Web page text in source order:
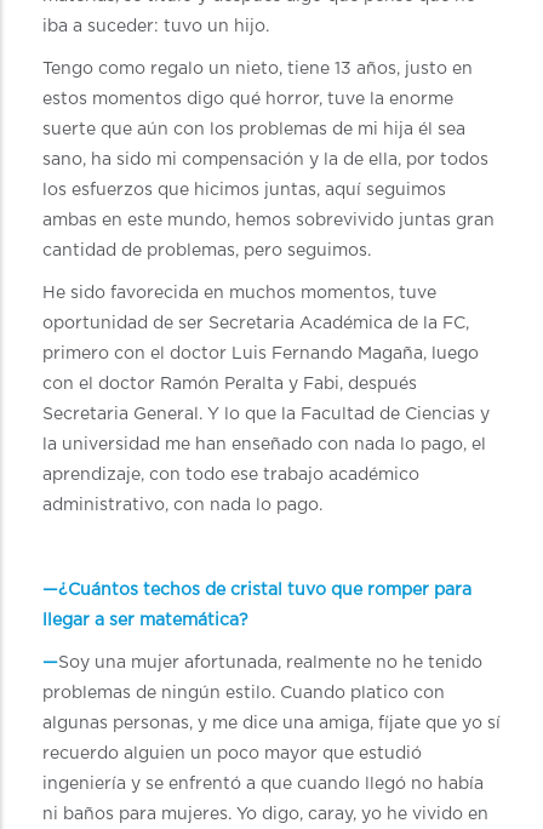
iba a suceder: tuvo un hijo.
Tengo como regalo un nieto, tiene 13 años, justo en
estos momentos digo qué horror, tuve la enorme
suerte que aún con los problemas de mi hija él sea
sano, ha sido mi compensación y la de ella, por todos
los esfuerzos que hicimos juntas, aquí seguimos
ambas en este mundo, hemos sobrevivido juntas gran
cantidad de problemas, pero seguimos.
He sido favorecida en muchos momentos, tuve
oportunidad de ser Secretaria Académica de la FC,
primero con el doctor Luis Fernando Magaña, luego
con el doctor Ramón Peralta y Fabi, después
Secretaria General. Y lo que la Facultad de Ciencias y
la universidad me han enseñado con nada lo pago, el
aprendizaje, con todo ese trabajo académico
administrativo, con nada lo pago.
—¿Cuántos techos de cristal tuvo que romper para
llegar a ser matemática?
—Soy una mujer afortunada, realmente no he tenido
problemas de ningún estilo. Cuando platico con
algunas personas, y me dice una amiga, fíjate que yo sí
recuerdo alguien un poco mayor que estudió
ingeniería y se enfrentó a que cuando llegó no había
ni baños para mujeres. Yo digo, caray, yo he vivido en